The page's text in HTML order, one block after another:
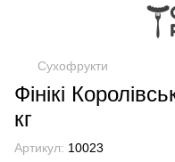
Сухофрукти
Фінікі
кг
Артикул: 10023